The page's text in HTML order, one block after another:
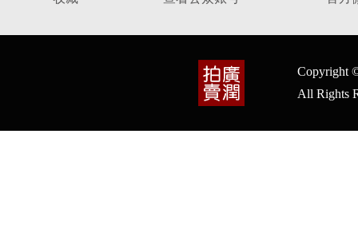
Copyright
All